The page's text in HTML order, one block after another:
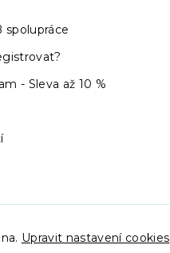
spolupráce
- Sleva až 10 %
Upravit nastavení cookies